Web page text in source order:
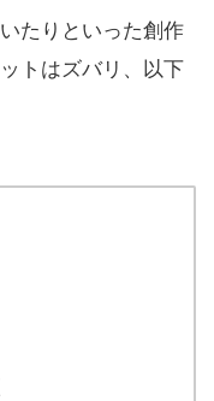
たりといった創作
トはズバリ、以下